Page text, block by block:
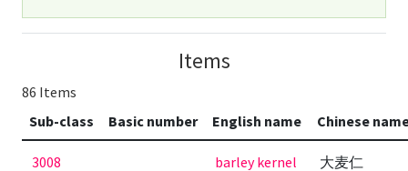
Items
86 Items
Sub-class
Basic number English name Chinese
3008 barley kernel 大麦仁